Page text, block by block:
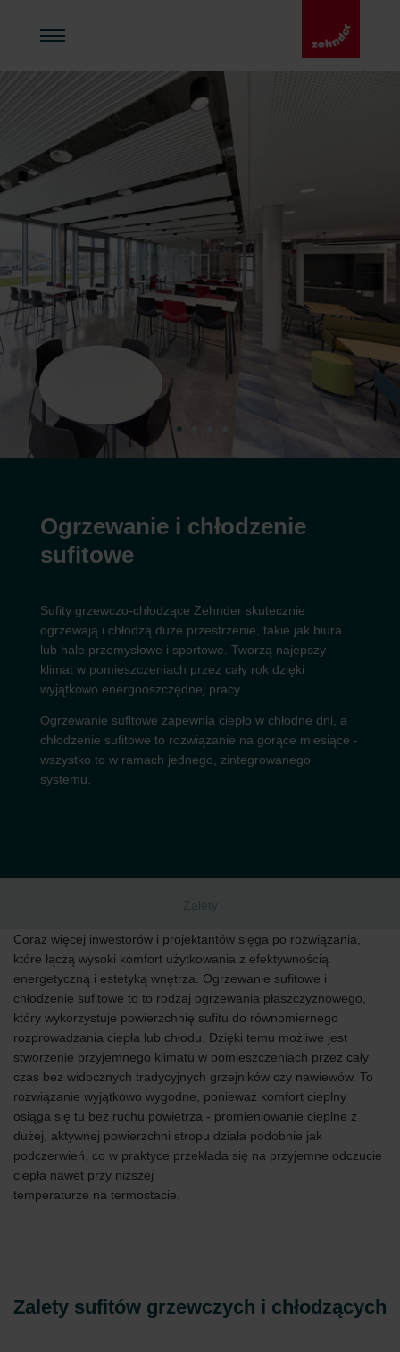
Ogrzewanie i chłodzenie
sufitowe
Sufity grzewczo-chłodzące Zehnder skutecznie
ogrzewają i chłodzą duże przestrzenie, takie jak biura
lub hale przemysłowe i sportowe. Tworzą najepszy
klimat w pomieszczeniach przez cały rok dzięki
wyjątkowo energooszczędnej pracy.
Ogrzewanie sufitowe zapewnia ciepło w chłodne dni, a
chłodzenie sufitowe to rozwiązanie na gorące miesiące -
wszystko to w ramach jednego, zintegrowanego
systemu.
Zalety
Coraz więcej inwestorów i projektantów sięga po rozwiązania,
które łączą wysoki komfort użytkowania z efektywnością
energetyczną i estetyką wnętrza. Ogrzewanie sufitowe i
chłodzenie sufitowe to to rodzaj ogrzewania płaszczyznowego,
który wykorzystuje powierzchnię sufitu do równomiernego
rozprowadzania ciepła lub chłodu. Dzięki temu możliwe jest
stworzenie przyjemnego klimatu w pomieszczeniach przez cały
czas bez widocznych tradycyjnych grzejników czy nawiewów. To
rozwiązanie wyjątkowo wygodne, ponieważ komfort cieplny
osiąga się tu bez ruchu powietrza - promieniowanie cieplne z
dużej, aktywnej powierzchni stropu działa podobnie jak
podczerwień, co w praktyce przekłada się na przyjemne odczucie
ciepła nawet przy niższej
temperaturze na termostacie.
Zalety sufitów grzewczych i chłodzących